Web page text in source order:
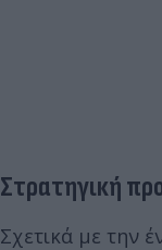
Στρατηγική
Σχετικά με την